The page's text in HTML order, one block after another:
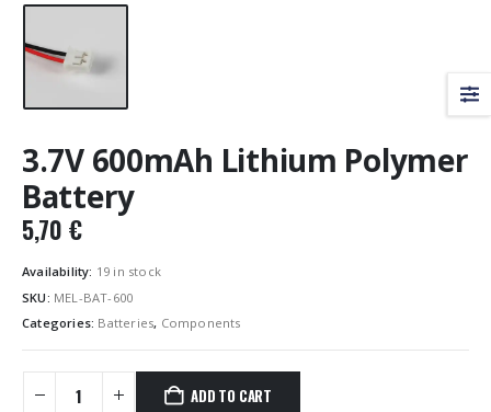
3.7V 600mAh Lithium Polymer
Battery
5,70 €
Availability: 19 in stock
SKU: MEL-BAT-600
Categories: Batteries, Components
ADD TO CART